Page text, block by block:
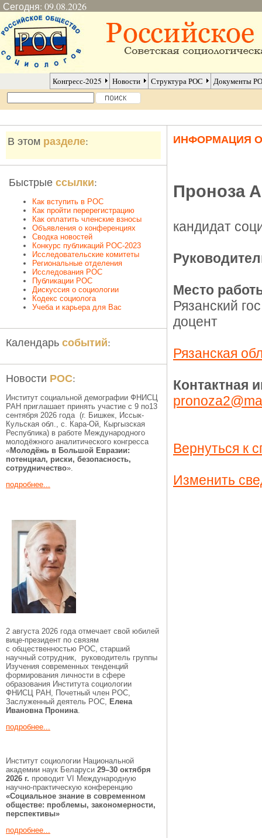
Сегодня: 09.08.2026
Конгресс-2025 Новости Структура РОС Документы
В этом разделе:
Быстрые ссылки:
Как вступить в РОС
Как пройти перерегистрацию
Как оплатить членские взносы
Объявления о конференциях
Сводка новостей
Конкурс публикаций РОС-2023
Исследовательские комитеты
Региональные отделения
Исследования РОС
Публикации РОС
Дискуссия о социологии
Кодекс социолога
Учеба и карьера для Вас
Календарь событий:
Новости РОС:
Институт социальной демографии ФНИСЦ
РАН приглашает принять участие с 9 по13
сентября 2026 года (г. Бишкек, Иссык-
Кульская обл., c. Кара-Ой, Кыргызская
Республика) в работе Международного
молодёжного аналитического конгресса
«Молодёжь в Большой Евразии:
потенциал, риски, безопасность,
сотрудничество».
подробнее...
2 августа 2026 года отмечает свой юбилей
вице-президент по связям
с общественностью РОС, старший
научный сотрудник, руководитель группы
Изучения современных тенденций
формирования личности в сфере
образования Института социологии
ФНИСЦ РАН, Почетный член РОС,
Заслуженный деятель РОС, Елена
Ивановна Пронина.
подробнее...
Институт социологии Национальной
академии наук Беларуси 29–30 октября
2026 г. проводит VI Международную
научно-практическую конференцию
«Социальное знание в современном
обществе: проблемы, закономерности,
перспективы»
подробнее...
ИНФОРМАЦИЯ
Проноза
кандидат
Место
Рязанский
доцент
Рязанская
Контактная
Вернуться к
Изменить